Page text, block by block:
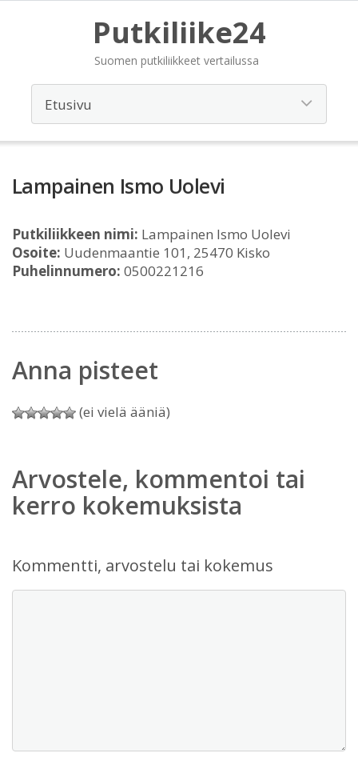
Putkiliike24
Suomen putkiliikkeet vertailussa
Lampainen Ismo Uolevi
Putkiliikkeen nimi: Lampainen Ismo Uolevi
Osoite: Uudenmaantie 101, 25470 Kisko
Puhelinnumero: 0500221216
Anna pisteet
(ei vielä ääniä)
Arvostele, kommentoi tai
kerro kokemuksista
Kommentti, arvostelu tai kokemus